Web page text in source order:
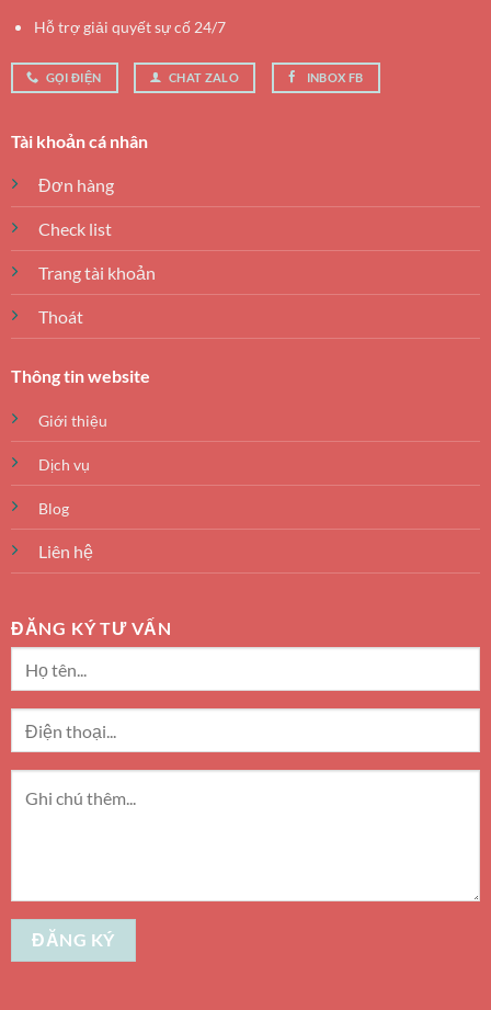
Hỗ trợ giải quyết sự cố 24/7
GỌI ĐIỆN CHAT ZALO INBOX FB
Tài khoản cá nhân
Đơn hàng
Check list
Trang tài khoản
Thoát
Thông tin website
Giới thiệu
Dịch vụ
Blog
Liên hệ
ĐĂNG KÝ TƯ VẤN